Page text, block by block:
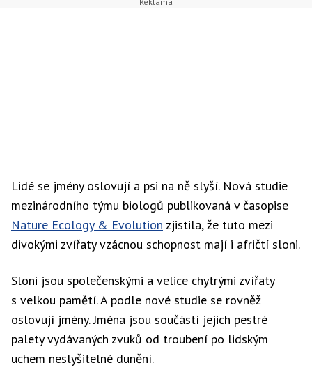
Lidé se jmény oslovují a psi na ně slyší. Nová studie
mezinárodního týmu biologů publikovaná v časopise
Nature Ecology & Evolution zjistila, že tuto mezi
divokými zvířaty vzácnou schopnost mají i afričtí sloni.
Sloni jsou společenskými a velice chytrými zvířaty
s velkou pamětí. A podle nové studie se rovněž
oslovují jmény. Jména jsou součástí jejich pestré
palety vydávaných zvuků od troubení po lidským
uchem neslyšitelné dunění.